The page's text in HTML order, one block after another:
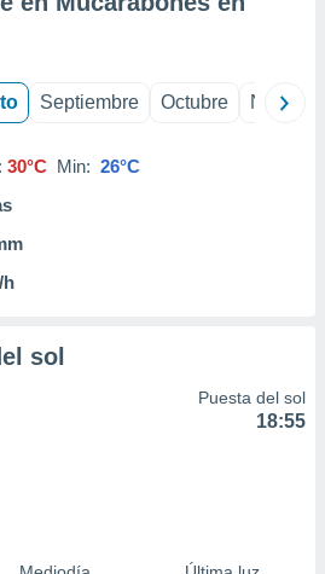
Septiembre Octubre
30°C Min: 26°C
h
sol
Puesta del sol
18:55